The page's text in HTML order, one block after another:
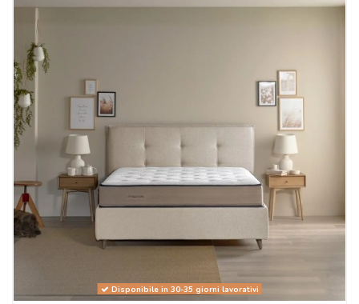
Disponibile in 30-35 giorni lavorativi